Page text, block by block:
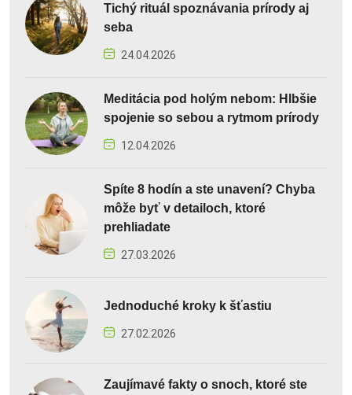
Tichý rituál spoznávania prírody aj
seba
24.04.2026
Meditácia pod holým nebom: Hlbšie
spojenie so sebou a rytmom prírody
12.04.2026
Spíte 8 hodín a ste unavení? Chyba
môže byť v detailoch, ktoré
prehliadate
27.03.2026
Jednoduché kroky k šťastiu
27.02.2026
Zaujímavé fakty o snoch, ktoré ste